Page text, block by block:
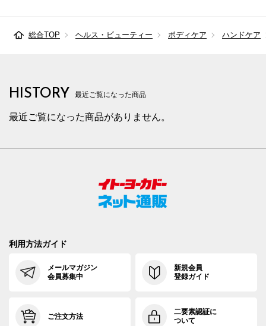
総合TOP ヘルス・ビューティー ボディケア ハンドケア
HISTORY 最近ご覧になった商品
最近ご覧になった商品がありません。
利用方法ガイド
メールマガジン
会員募集中
新規会員
登録ガイド
ご注文方法
二要素認証に
ついて